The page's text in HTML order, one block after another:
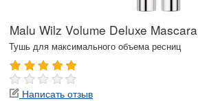
Malu Wilz Volume Deluxe Mascara
Тушь для максимального объема ресниц
Написать отзыв